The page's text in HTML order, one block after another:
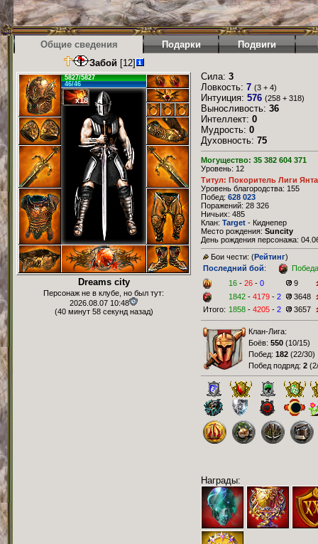
Общие сведения Подарки Подвиги
Забой [12]
5827/5827
46/46
x18
Dreams city
Персонаж не в клубе, но был тут:
2026.08.07 10:48
(40 минут 58 секунд назад)
Сила: 3
Ловкость: 7 (3 + 4)
Интуиция: 576 (258 + 318)
Выносливость: 36
Интеллект: 0
Мудрость: 0
Духовность: 75
Могущество: 35 382 604 371
Уровень: 12
Титул: Покоритель Лиги
Уровень благородства: 155
Побед: 628 023
Поражений: 28 326
Ничьих: 485
Клан: Target - Киднепер
Место рождения: Suncity
День рождения персонажа:
Бои чести: (Рейтинг)
Последний бой:
Победа
16 - 26 - 0
9
1842 - 4179 - 2
3648
Итого: 1858 - 4205 - 2 3657
Клан-Лига:
Боёв: 550 (10/15)
Побед: 182 (22/30)
Побед подряд: 2 (
Награды: